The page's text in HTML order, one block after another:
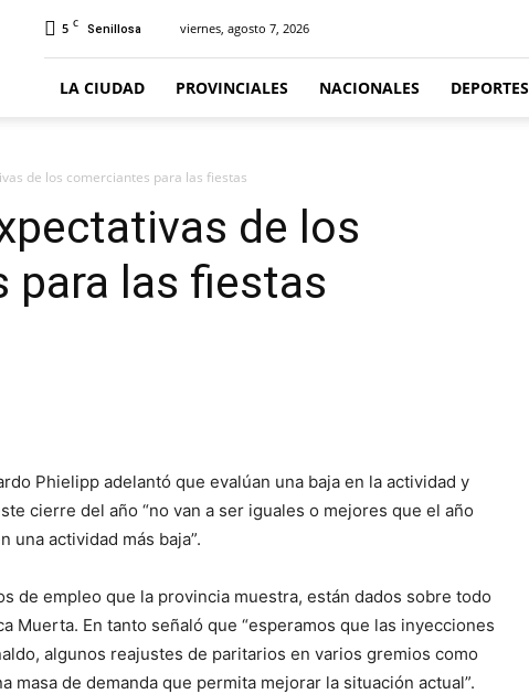
5 C Senillosa viernes, agosto 7, 2026
LA CIUDAD PROVINCIALES NACIONALES DEPORTES
de los comerciantes para las fiestas
de los
para las fiestas
Phielipp adelantó que evalúan una baja en la actividad y
cierre del año “no van a ser iguales o mejores que el año
una actividad más baja”.
de empleo que la provincia muestra, están dados sobre todo
Muerta. En tanto señaló que “esperamos que las inyecciones
algunos reajustes de paritarios en varios gremios como
masa de demanda que permita mejorar la situación actual”.